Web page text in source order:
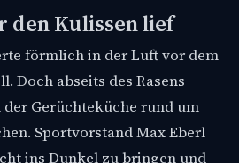
Kulissen lief
förmlich in der Luft vor dem
Doch abseits des Rasens
Gerüchteküche rund um
Sportvorstand Max Eberl
ins Dunkel zu bringen und